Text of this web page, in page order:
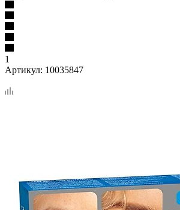
1
Артикул: 10035847